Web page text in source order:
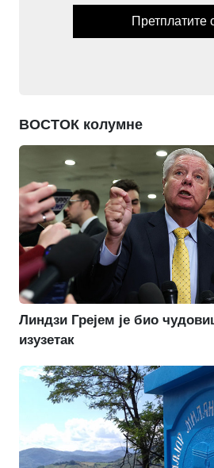
Претплатите
ВОСТОК колумне
Линдзи Грејем је био
изузетак